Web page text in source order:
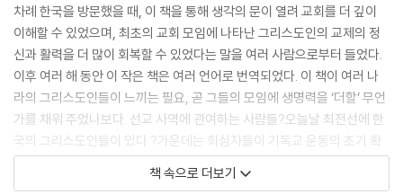
차례 한국을 방문했을 때, 이 책을 통해 생각의 문이 열려 교회를 더 깊이
이해할 수 있었으며, 최초의 교회 모임에 나타난 그리스도인의 교제의 정
신과 활력을 더 많이 회복할 수 있었다는 말을 여러 사람으로부터 들었다.
이후 여러 해 동안 이 작은 책은 여러 언어로 번역되었다. 이 책이 여러 나
라의 그리스도인들이 느끼는 필요, 곧 그들의 모임에 생명력을 ‘더할’ 무언
가를 채워 주었나보다. 선교 사역에 관여하는 사람들?오늘날 최전선에 한
국의 그리스도인들이 있다 ?가운데는 회심자들이 기독교 운동의 초기 확
산에서 보였던 신선함과 권능을 경험하기를 원하는 사람이 많다.
첫 번째 그리스도인들이 자신들의 세계에 미친 영향은 그들이 가족과 친구
책 속으로 더보기